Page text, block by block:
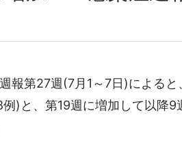
報第27週(7月1～7日)によると
)と、第19週に増加して以降